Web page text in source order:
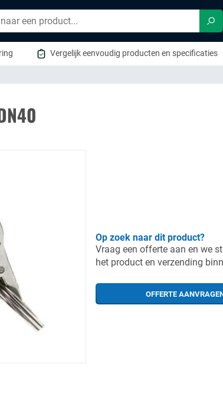
Vergelijk eenvoudig producten en specificaties
Op zoek naar dit product?
Vraag een offerte aan en we
het product en verzending
OFFERTE